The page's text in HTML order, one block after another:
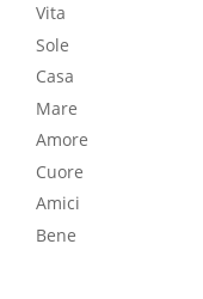
Vita
Sole
Casa
Mare
Amore
Cuore
Amici
Bene